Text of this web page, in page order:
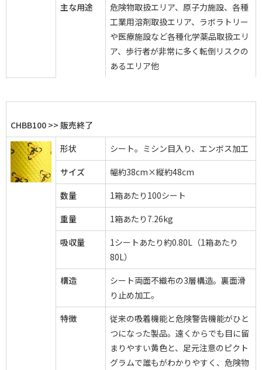
主な用途
危険物取扱エリア、原子力施設、各種
工業用溶剤取扱エリア、ラボラトリー
や医療施設など各種化学薬品取扱エリ
ア、歩行者が非常に多く転倒リスクの
あるエリア他
CHBB100 >> 販売終了
形状
シート。ミシン目入り、エンボス加工
サイズ
幅約38cm×縦約48cm
数量
1箱あたり100シート
重量
1箱あたり7.26kg
吸収量
1シートあたり約0.80L（1箱あたり
80L）
構造
シート両面不織布の3層構造。裏面滑
り止め加工。
特徴
従来の吸着機能と危険警告機能がひと
つになった製品。遠くからでも目に留
まりやすい黄色と、足元注意のピクト
グラムで誰もがわかりやすく、危険物